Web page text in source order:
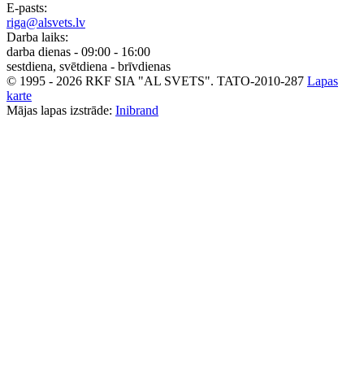
E-pasts:
riga@alsvets.lv
Darba laiks:
darba dienas - 09:00 - 16:00
sestdiena, svētdiena - brīvdienas
© 1995 - 2026 RKF SIA "AL SVETS". TATO-2010-287 Lapas
karte
Mājas lapas izstrāde: Inibrand